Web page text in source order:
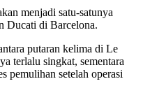
menjadi satu-satunya
Ducati di Barcelona.
putaran kelima di Le
terlalu singkat, sementara
pemulihan setelah operasi